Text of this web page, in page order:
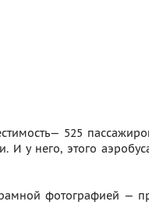
525
у него, этого
фотографией —